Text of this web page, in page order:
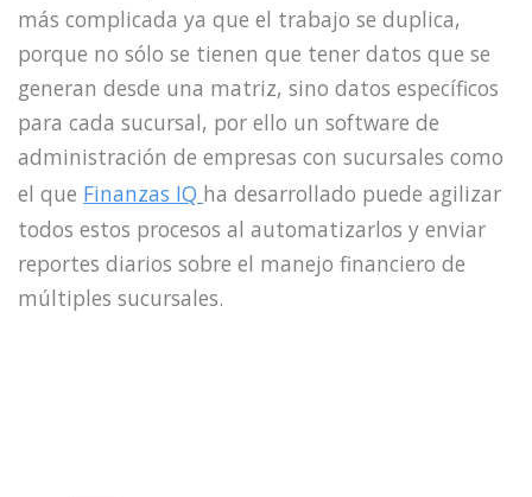
más complicada ya que el trabajo se duplica,
porque no sólo se tienen que tener datos que se
generan desde una matriz, sino datos específicos
para cada sucursal, por ello un software de
administración de empresas con sucursales como
el que Finanzas IQ ha desarrollado puede agilizar
todos estos procesos al automatizarlos y enviar
reportes diarios sobre el manejo financiero de
múltiples sucursales.